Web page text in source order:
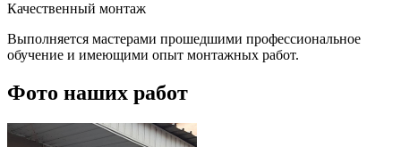
Качественный монтаж
Выполняется мастерами прошедшими профессиональное
обучение и имеющими опыт монтажных работ.
Фото наших работ